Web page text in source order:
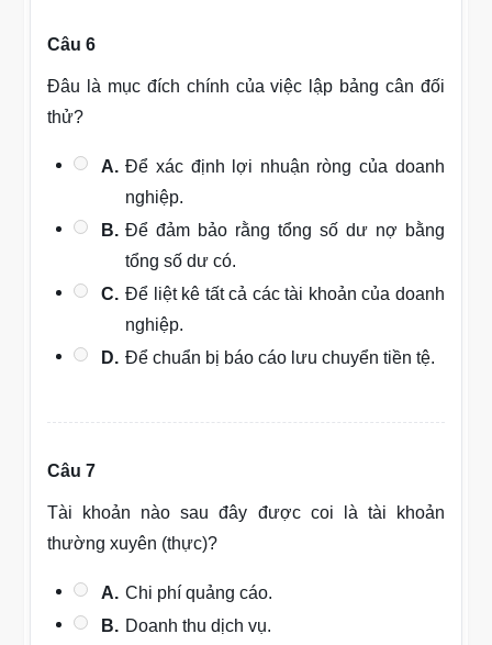
Câu 6
Đâu là mục đích chính của việc lập bảng cân đối
thử?
A. Để xác định lợi nhuận ròng của doanh
nghiệp.
B. Để đảm bảo rằng tổng số dư nợ bằng
tổng số dư có.
C. Để liệt kê tất cả các tài khoản của doanh
nghiệp.
D. Để chuẩn bị báo cáo lưu chuyển tiền tệ.
Câu 7
Tài khoản nào sau đây được coi là tài khoản
thường xuyên (thực)?
A. Chi phí quảng cáo.
B. Doanh thu dịch vụ.